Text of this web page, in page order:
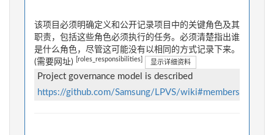
该项目必须明确定义和公开记录项目中的关键角色及其
职责，包括这些角色必须执行的任务。必须清楚指出谁
是什么角色，尽管这可能没有以相同的方式记录下来。
(需要网址)
[roles_responsibilities] 显示详细资料
Project governance model is described
https://github.com/Samsung/LPVS/wiki#members